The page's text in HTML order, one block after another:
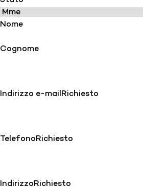
Nome
Cognome
Indirizzo e-mailRichiesto
TelefonoRichiesto
IndirizzoRichiesto